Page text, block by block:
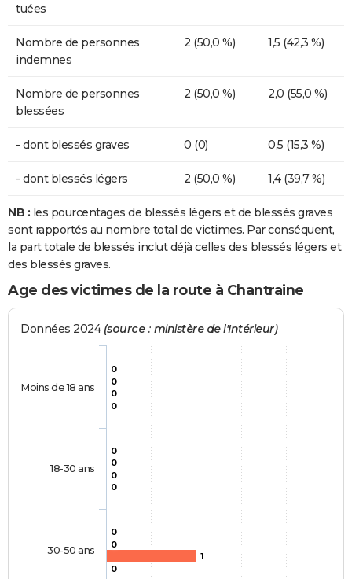
tuées
Nombre de personnes
indemnes
2 (50,0 %) 1,5 (42,3 %)
Nombre de personnes
blessées
2 (50,0 %) 2,0 (55,0 %)
- dont blessés graves 0 (0) 0,5 (15,3 %)
- dont blessés légers 2 (50,0 %) 1,4 (39,7 %)
NB : les pourcentages de blessés légers et de blessés graves
sont rapportés au nombre total de victimes. Par conséquent,
la part totale de blessés inclut déjà celles des blessés légers et
des blessés graves.
Age des victimes de la route à Chantraine
Données 2024 (source : ministère de l'Intérieur)
0
0
0
0
0
0
0
0
1
0
0
0
Moins de 18 ans
18-30 ans
30-50 ans